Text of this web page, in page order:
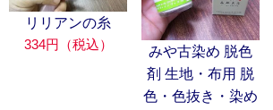
リリアンの糸
334円（税込）
みや古染め 脱色
剤 生地・布用 脱
色・色抜き・染め